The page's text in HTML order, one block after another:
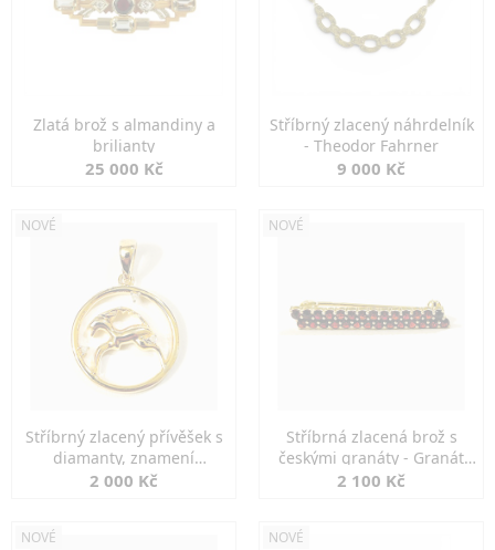
Zlatá brož s almandiny a
brilianty
25 000 Kč
Stříbrný zlacený náhrdelník
- Theodor Fahrner
9 000 Kč
NOVÉ
Stříbrný zlacený přívěšek s
diamanty, znamení
KOZOROH
2 000 Kč
NOVÉ
Stříbrná zlacená brož s
českými granáty - Granát
Turnov
2 100 Kč
NOVÉ NOVÉ